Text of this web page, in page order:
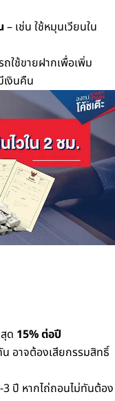
– เช่น ใช้หมุนเวียนใน
ถใช้ขายฝากเพื่อเพิ่ม
งินคืน
ด 15% ต่อปี
อาจต้องเสียกรรมสิทธิ์
ปี หากไถ่ถอนไม่ทันต้อง